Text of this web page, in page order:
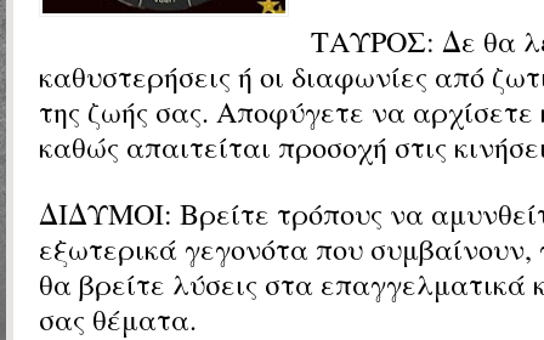
ΤΑΥΡΟΣ: Δε θα
καθυστερήσεις ή οι διαφωνίες από
της ζωής σας. Αποφύγετε να αρχίσετε
καθώς απαιτείται προσοχή στις
ΔΙΔΥΜΟΙ: Βρείτε τρόπους να
εξωτερικά γεγονότα που συμβαίνουν,
θα βρείτε λύσεις στα επαγγελματικά
σας θέματα.